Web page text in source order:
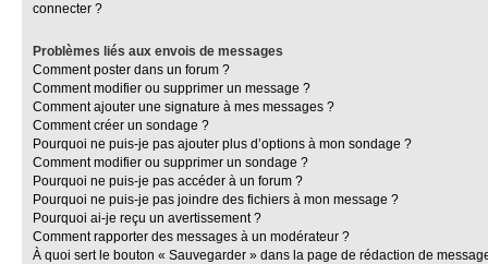
connecter ?
Problèmes liés aux envois de messages
Comment poster dans un forum ?
Comment modifier ou supprimer un message ?
Comment ajouter une signature à mes messages ?
Comment créer un sondage ?
Pourquoi ne puis-je pas ajouter plus d’options à mon sondage ?
Comment modifier ou supprimer un sondage ?
Pourquoi ne puis-je pas accéder à un forum ?
Pourquoi ne puis-je pas joindre des fichiers à mon message ?
Pourquoi ai-je reçu un avertissement ?
Comment rapporter des messages à un modérateur ?
À quoi sert le bouton « Sauvegarder » dans la page de rédaction de